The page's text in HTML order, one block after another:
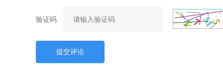
验证码
提交评论